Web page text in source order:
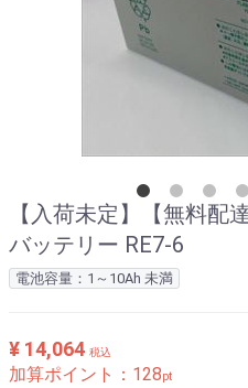
【入荷未定】【無料配
バッテリー RE7-6
電池容量：1～10Ah 未満
¥ 14,064 税込
加算ポイント： 128pt